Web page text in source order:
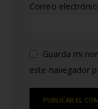
Correo
Guarda mi
este navegador